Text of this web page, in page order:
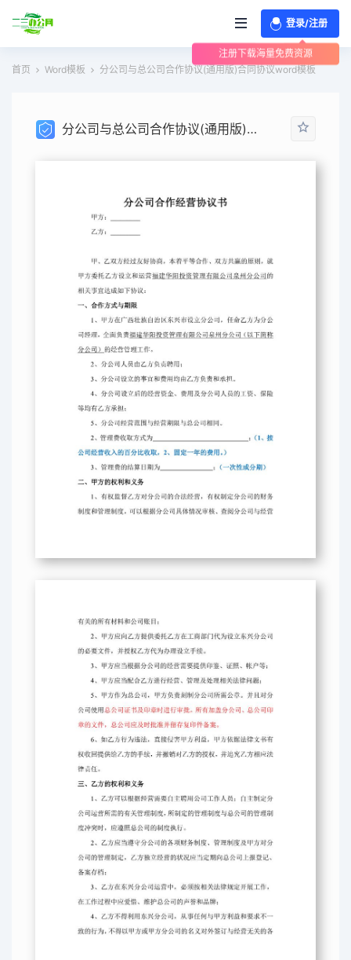
登录/注册
注册下载海量免费资源
首页 Word模板 分公司与总公司合作协议(通用版)合同协议word模板
分公司与总公司合作协议(通用版)合同协议word模板